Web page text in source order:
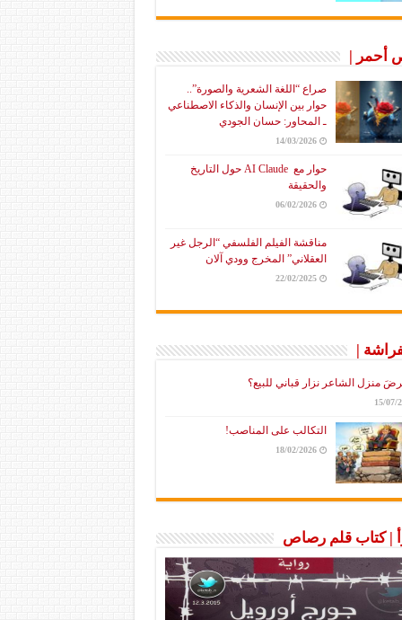
أحمر |
صراع “اللغة الشعرية والصورة”..
حوار بين الإنسان والذكاء الاصطناعي
ـ المحاور: حسان الجودي
14/03/2026
حوار مع AI Claude حول التاريخ
والحقيقة
06/02/2026
مناقشة الفيلم الفلسفي “الرجل غير
العقلاني” المخرج وودي آلان
22/02/2025
|
منزل الشاعر نزار قباني للبيع؟
15/07/
التكالب على المناصب!
18/02/2026
| كتاب قلم رصاص